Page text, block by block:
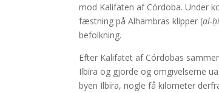
mod Kalifaten af Córdoba. Under
fæstning på Alhambras klipper (al-
befolkning.
Efter Kalifatet af Córdobas
Ilbīra og gjorde og omgivelserne
byen Ilbīra, nogle få kilometer